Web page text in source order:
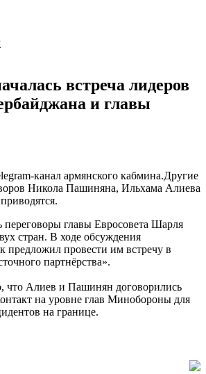
встреча лидеров
и главы
канал армянского кабмина.Другие
Никола Пашиняна, Ильхама Алиева
переговоры главы Евросовета Шарля
стран. В ходе обсуждения
предложил провести им встречу в
партнёрства».
что Алиев и Пашинян договорились
на уровне глав Минобороны для
на границе.